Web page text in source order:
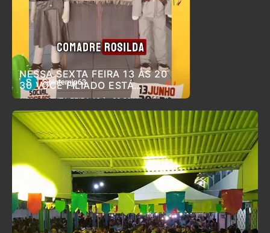
NESSA SEXTA FEIRA 13 ÀS 20
30 VOCÊ FILIADO ESTÁ
CONVIDADO PARA O ARRAIÁ DO
SINTEM